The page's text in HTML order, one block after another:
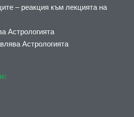
– реакция към лекцията на
Астрологията
Астрологията